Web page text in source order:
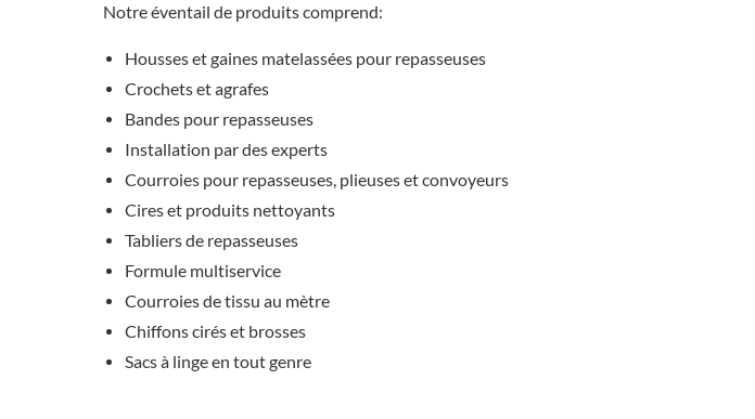
Notre éventail de produits comprend:
Housses et gaines matelassées pour repasseuses
Crochets et agrafes
Bandes pour repasseuses
Installation par des experts
Courroies pour repasseuses, plieuses et convoyeurs
Cires et produits nettoyants
Tabliers de repasseuses
Formule multiservice
Courroies de tissu au mètre
Chiffons cirés et brosses
Sacs à linge en tout genre